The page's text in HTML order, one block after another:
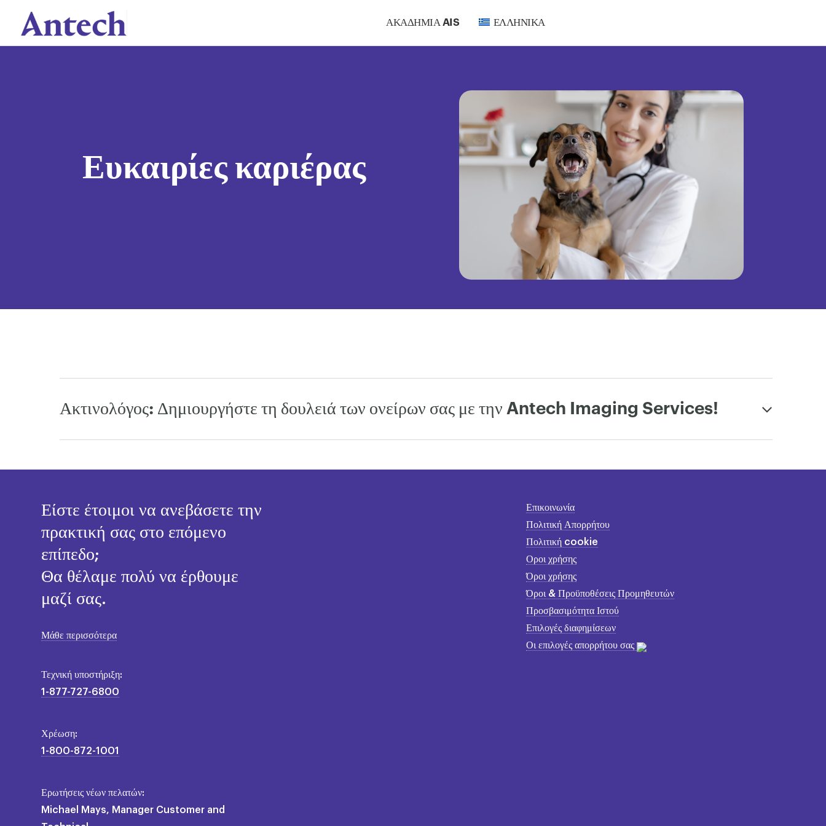
ΑΚΑΔΗΜΊΑ AIS ΕΛΛΗΝΙΚΆ
Ευκαιρίες καριέρας
Ακτινολόγος: Δημιουργήστε τη δουλειά των ονείρων σας με την Antech Imaging Services!
Είστε έτοιμοι να ανεβάσετε την
πρακτική σας στο επόμενο
επίπεδο;
Θα θέλαμε πολύ να έρθουμε
μαζί σας.
Μάθε περισσότερα
Τεχνική υποστήριξη:
1-877-727-6800
Χρέωση:
1-800-872-1001
Ερωτήσεις νέων πελατών:
Michael Mays, Manager Customer and
Επικοινωνία
Πολιτική Απορρήτου
Πολιτική cookie
Οροι χρήσης
Όροι χρήσης
Όροι & Προϋποθέσεις Προμηθευτών
Προσβασιμότητα Ιστού
Επιλογές διαφημίσεων
Οι επιλογές απορρήτου σας